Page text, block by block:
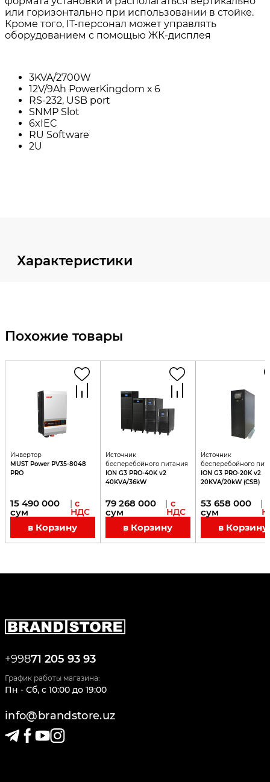
Характеристики
Похожие товары
Инвертор
MUST Power PV35-8048
PRO
15 490 000
сум
| с
НДС
в Корзину
Источник
бесперебойного питания
ION G3 PRO-40K v2
40KVA/36kW
79 268 000
сум
| с
НДС
в Корзину
Источник
бесперебойного
ION G3 PRO-20K v2
20KVA/20kW (CSB)
53 658 000
сум
|
в Корзину
+99871 205 93 93
График работы магазина:
Пн - Сб, c 10:00 до 19:00
info@brandstore.uz